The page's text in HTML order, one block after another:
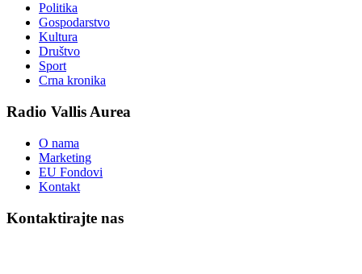
Politika
Gospodarstvo
Kultura
Društvo
Sport
Crna kronika
Radio Vallis Aurea
O nama
Marketing
EU Fondovi
Kontakt
Kontaktirajte nas